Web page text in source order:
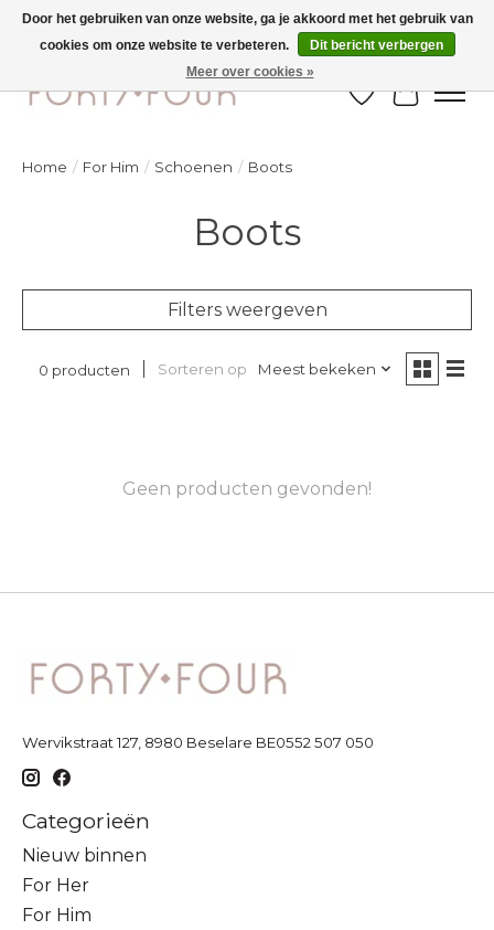
Ontdek de nieuwe najaarscollectie nu in de winkel - selectie online
Verlanglijst
Home / For Him / Schoenen / Boots
Boots
Filters weergeven
0 producten Sorteren op Meest bekeken
Geen producten gevonden!
Wervikstraat 127, 8980 Beselare BE0552 507 050
Categorieën
Nieuw binnen
For Her
For Him
Door het gebruiken van onze website, ga je akkoord met het gebruik van
cookies om onze website te verbeteren.
Dit bericht verbergen
Meer over cookies »